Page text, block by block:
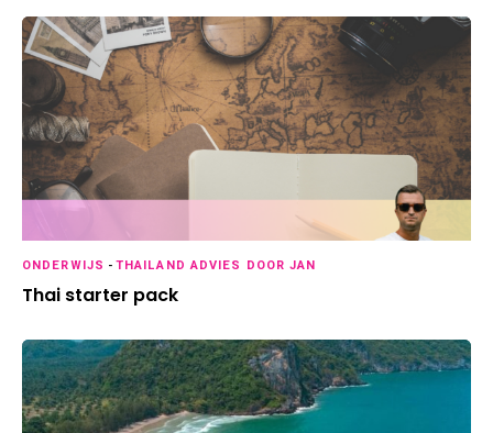
ONDERWIJS -THAILAND ADVIES DOOR JAN
Thai starter pack